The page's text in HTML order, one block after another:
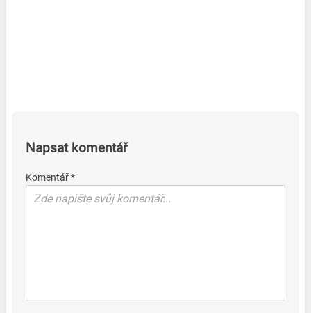
Napsat komentář
Komentář *